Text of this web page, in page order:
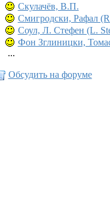
Скулачёв, В.П.
Смигродски, Рафал
Соул, Л. Стефен (L.
Фон Зглиницки,
...
Обсудить на форуме